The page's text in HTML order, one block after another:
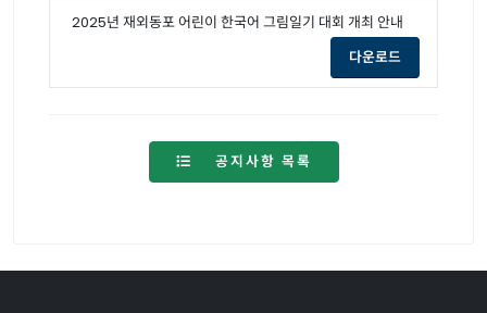
2025년 재외동포 어린이 한국어 그림일기 대회 개최 안내
다운로드opens a
공지사항 목록